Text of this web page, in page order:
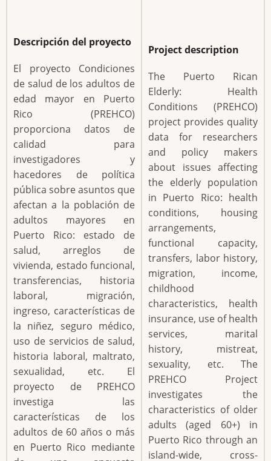
Descripción del proyecto
El proyecto Condiciones
de salud de los adultos de
edad mayor en Puerto
Rico (PREHCO)
proporciona datos de
calidad para
investigadores y
hacedores de política
pública sobre asuntos que
afectan a la población de
adultos mayores en
Puerto Rico: estado de
salud, arreglos de
vivienda, estado funcional,
transferencias, historia
laboral, migración,
ingreso, características de
la niñez, seguro médico,
uso de servicios de salud,
historia laboral, maltrato,
sexualidad, etc. El
proyecto de PREHCO
investiga las
características de los
adultos de 60 años o más
en Puerto Rico mediante
Project description
The Puerto Rican
Elderly: Health
Conditions (PREHCO)
project provides quality
data for researchers
and policy makers
about issues affecting
the elderly population
in Puerto Rico: health
conditions, housing
arrangements,
functional capacity,
transfers, labor history,
migration, income,
childhood
characteristics, health
insurance, use of health
services, marital
history, mistreat,
sexuality, etc. The
PREHCO Project
investigates the
characteristics of older
adults (aged 60+) in
Puerto Rico through an
island-wide, cross-